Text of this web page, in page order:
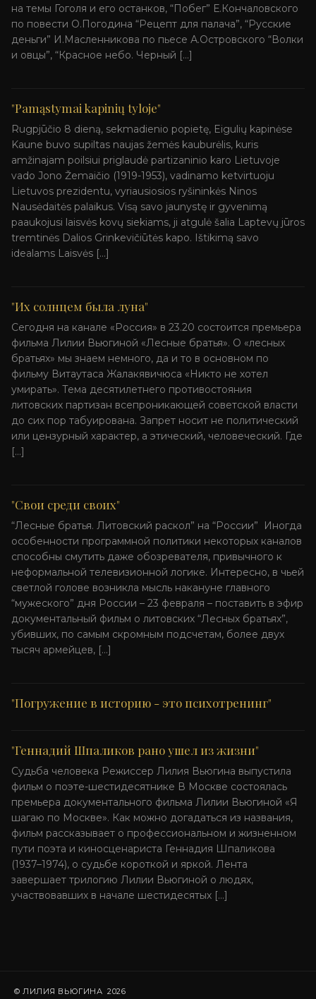
на темы Гоголя и его останков, “Побег” Е.Кончаловского
по повести О.Погодина “Рецепт для палача”, “Русские
деньги” И.Масленникова по пьесе А.Островского “Волки
и овцы”, “Красное небо. Черный […]
"Pamąstymai kapinių tyloje"
Rugpjūčio 8 dieną, sekmadienio popietę, Eigulių kapinėse
Kaune buvo supiltas naujas žemės kauburėlis, kuris
amžinajam poilsiui priglaudė partizaninio karo Lietuvoje
vado Jono Žemaičio (1919-1953), vadinamo ketvirtuoju
Lietuvos prezidentu, vyriausiosios ryšininkės Ninos
Nausėdaitės palaikus. Visą savo jaunystę ir gyvenimą
paaukojusi laisvės kovų siekiams, ji atgulė šalia Laptevų jūros
tremtinės Dalios Grinkevičiūtės kapo. Ištikimą savo
idealams Laisvės […]
"Их солнцем была луна"
Сегодня на канале «Россия» в 23.20 состоится премьера
фильма Лилии Вьюгиной «Лесные братья». О «лесных
братьях» мы знаем немного, да и то в основном по
фильму Витаутаса Жалакявичюса «Никто не хотел
умирать». Тема десятилетнего противостояния
литовских партизан всепроникающей советской власти
до сих пор табуирована. Запрет носит не политический
или цензурный характер, а этический, человеческий. Где
[…]
"Свои среди своих"
“Лесные братья. Литовский раскол” на “России” Иногда
особенности программной политики некоторых каналов
способны смутить даже обозревателя, привычного к
неформальной телевизионной логике. Интересно, в чьей
светлой голове возникла мысль накануне главного
“мужеского” дня России – 23 февраля – поставить в эфир
документальный фильм о литовских “Лесных братьях”,
убивших, по самым скромным подсчетам, более двух
тысяч армейцев, […]
"Погружение в историю - это психотренинг"
"Геннадий Шпаликов рано ушел из жизни"
Судьба человека Режиссер Лилия Вьюгина выпустила
фильм о поэте-шестидесятнике В Москве состоялась
премьера документального фильма Лилии Вьюгиной «Я
шагаю по Москве». Как можно догадаться из названия,
фильм рассказывает о профессиональном и жизненном
пути поэта и киносценариста Геннадия Шпаликова
(1937–1974), о судьбе короткой и яркой. Лента
завершает трилогию Лилии Вьюгиной о людях,
участвовавших в начале шестидесятых […]
© ЛИЛИЯ ВЬЮГИНА 2026